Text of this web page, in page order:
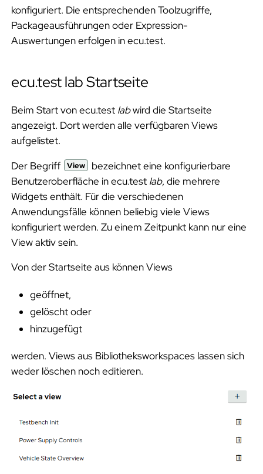
konfiguriert. Die entsprechenden Toolzugriffe,
Packageausführungen oder Expression-
Auswertungen erfolgen in ecu.test.
ecu.test lab Startseite
Beim Start von ecu.test labwird die Startseite
angezeigt. Dort werden alle verfügbaren Views
aufgelistet.
Der Begriff
View
bezeichnet eine konfigurierbare
Benutzeroberfläche in ecu.test lab, die mehrere
Widgets enthält. Für die verschiedenen
Anwendungsfälle können beliebig viele Views
konfiguriert werden. Zu einem Zeitpunkt kann nur eine
View aktiv sein.
Von der Startseite aus können Views
geöffnet,
gelöscht oder
hinzugefügt
werden. Views aus Bibliotheksworkspaces lassen sich
weder löschen noch editieren.